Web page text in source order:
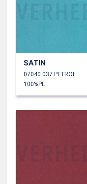
SATIN
07040.037 PETROL
100%PL